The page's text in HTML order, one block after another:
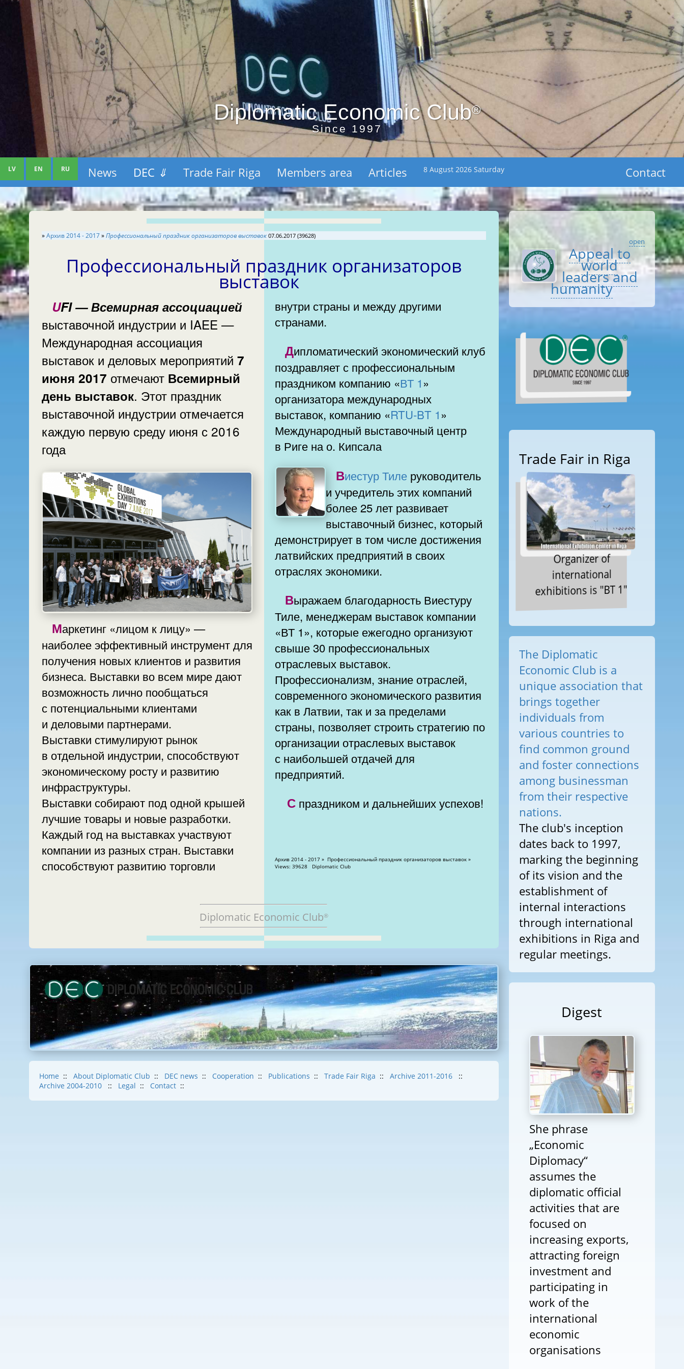
Diplomatic Economic Club®
Since 1997
LV EN RU News DEC ⇓ Trade Fair Riga Members area Articles 8 August 2026 Saturday Contact
»Архив 2014 - 2017» Профессиональный праздник организаторов выставок 07.06.2017 (39628)
Профессиональный праздник организаторов
выставок
UFI — Всемирная ассоциацией
выставочной индустрии и IAEE —
Международная ассоциация
выставок и деловых мероприятий 7
июня 2017 отмечают Всемирный
день выставок. Этот праздник
выставочной индустрии отмечается
каждую первую среду июня с 2016
года
Маркетинг «лицом к лицу» —
наиболее эффективный инструмент для
получения новых клиентов и развития
бизнеса. Выставки во всем мире дают
возможность лично пообщаться
с потенциальными клиентами
и деловыми партнерами.
Выставки стимулируют рынок
в отдельной индустрии, способствуют
экономическому росту и развитию
инфраструктуры.
Выставки собирают под одной крышей
лучшие товары и новые разработки.
Каждый год на выставках участвуют
компании из разных стран. Выставки
способствуют развитию торговли
внутри страны и между другими
странами.
Дипломатический экономический клуб
поздравляет с профессиональным
праздником компанию «ВТ 1»
организатора международных
выставок, компанию «RTU-BT 1»
Международный выставочный центр
в Риге на о. Кипсала
Виестур Тиле руководитель
и учредитель этих компаний
более 25 лет развивает
выставочный бизнес, который
демонстрирует в том числе достижения
латвийских предприятий в своих
отраслях экономики.
Выражаем благодарность Виестуру
Тиле, менеджерам выставок компании
«ВТ 1», которые ежегодно организуют
свыше 30 профессиональных
отраслевых выставок.
Профессионализм, знание отраслей,
современного экономического развития
как в Латвии, так и за пределами
страны, позволяет строить стратегию по
организации отраслевых выставок
с наибольшей отдачей для
предприятий.
С праздником и дальнейших успехов!
Архив 2014 - 2017 » Профессиональный праздник организаторов выставок »
Views: 39628 Diplomatic Club
Diplomatic Economic Club®
Home :: About Diplomatic Club :: DEC news :: Cooperation :: Publications :: Trade Fair Riga :: Archive 2011-2016
::
Archive 2004-2010
:: Legal :: Contact ::
open
Appeal to
world
leaders and
humanity
Trade Fair in Riga
Organizer of
international
exhibitions is "BT 1"
The Diplomatic
Economic Club is a
unique association that
brings together
individuals from
various countries to
find common ground
and foster connections
among businessman
from their respective
nations.
The club's inception
dates back to 1997,
marking the beginning
of its vision and the
establishment of
internal interactions
through international
exhibitions in Riga and
regular meetings.
Digest
She phrase
„Economic
Diplomacy“
assumes the
diplomatic official
activities that are
focused on
increasing exports,
attracting foreign
investment and
participating in
work of the
international
economic
organisations